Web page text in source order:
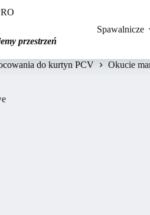
przestrzeń
Spawalnicze
do kurtyn PCV Okucie